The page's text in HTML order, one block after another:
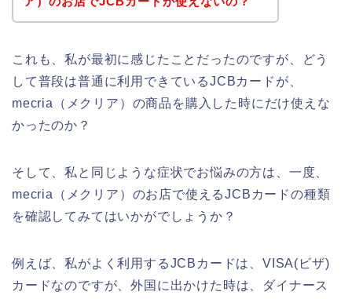
これも、私が最初に感じたことだったのですが、どう
して普段は普通に利用できているJCBカードが、
mecria（メクリア）の商品を購入した時にだけ使えな
かったのか？
そして、私と同じような症状でお悩みの方は、一度、
mecria（メクリア）のお店で使えるJCBカードの種類
を確認してみてはいかがでしょうか？
例えば、私がよく利用するJCBカードは、VISA(ビザ)
カードなのですが、外国に出かけた時は、ダイナース